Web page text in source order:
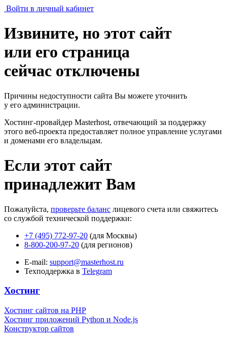
Войти в личный кабинет
Извините, но этот сайт
или его страница
сейчас отключены
Причины недоступности сайта Вы можете уточнить
у его администрации.
Хостинг-провайдер Masterhost, отвечающий за поддержку
этого веб-проекта предоставляет полное управление услугами
и доменами его владельцам.
Если этот сайт
принадлежит Вам
Пожалуйста, проверьте баланс лицевого счета или свяжитесь
со службой технической поддержки:
+7 (495) 772-97-20 (для Москвы)
8-800-200-97-20 (для регионов)
E-mail: support@masterhost.ru
Техподдержка в Telegram
Хостинг
Хостинг сайтов на PHP
Хостинг приложений Python и Node.js
Конструктор сайтов